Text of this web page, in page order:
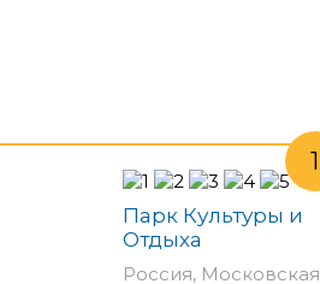
Парк Культуры и
Отдыха
Россия, Московская